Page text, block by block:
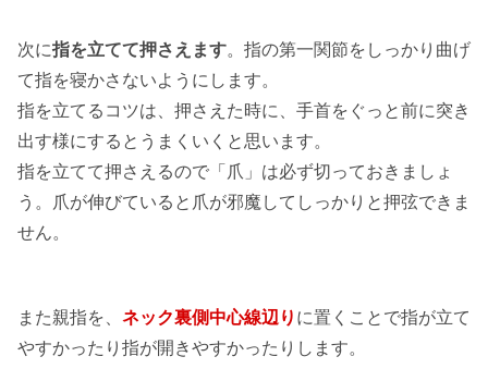
次に指を立てて押さえます。指の第一関節をしっかり曲げ
て指を寝かさないようにします。
指を立てるコツは、押さえた時に、手首をぐっと前に突き
出す様にするとうまくいくと思います。
指を立てて押さえるので「爪」は必ず切っておきましょ
う。爪が伸びていると爪が邪魔してしっかりと押弦できま
せん。
また親指を、 ネック裏側中心線辺り に置くことで指が立て
やすかったり指が開きやすかったりします。